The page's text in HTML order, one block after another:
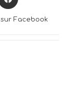
Facebook